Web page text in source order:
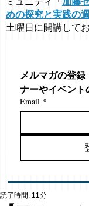
めの探究と実践の
土曜日に開講して
メルマガの登録
ナーやイベント
Email *
読了時間: 11分